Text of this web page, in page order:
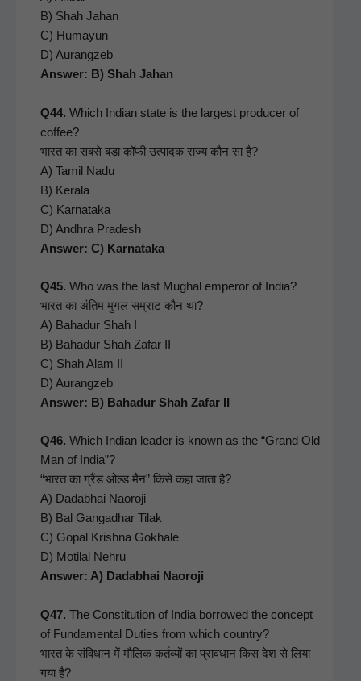
B) Shah Jahan
C) Humayun
D) Aurangzeb
Answer: B) Shah Jahan
Q44. Which Indi­an state is the largest pro­duc­er of
cof­fee?
भारत का सबसे बड़ा कॉफी उत्पादक राज्य कौन सा है?
A) Tamil Nadu
B) Ker­ala
C) Kar­nata­ka
D) Andhra Pradesh
Answer: C) Karnataka
Q45. Who was the last Mughal emper­or of India?
भारत का अंतिम मुगल सम्राट कौन था?
A) Bahadur Shah I
B) Bahadur Shah Zafar II
C) Shah Alam II
D) Aurangzeb
Answer: B) Bahadur Shah Zafar II
Q46. Which Indi­an leader is known as the “Grand Old
Man of India”?
“भारत का ग्रैंड ओल्ड मैन” किसे कहा जाता है?
A) Dad­ab­hai Naoro­ji
B) Bal Gan­gad­har Tilak
C) Gopal Krish­na Gokhale
D) Moti­lal Nehru
Answer: A) Dad­ab­hai Naoroji
Q47. The Con­sti­tu­tion of India bor­rowed the con­cept
of Fun­da­men­tal Duties from which coun­try?
भारत के संविधान में मौलिक कर्तव्यों का प्रावधान किस देश से लिया
गया है?